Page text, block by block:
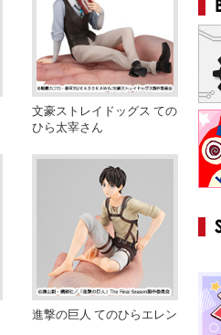
文豪ストレイドッグス ての
ひら太宰さん
進撃の巨人 てのひらエレン